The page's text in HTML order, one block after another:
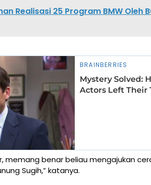
Realisasi 25 Program BMW Oleh
memang benar beliau mengajukan
Sugih,” katanya.